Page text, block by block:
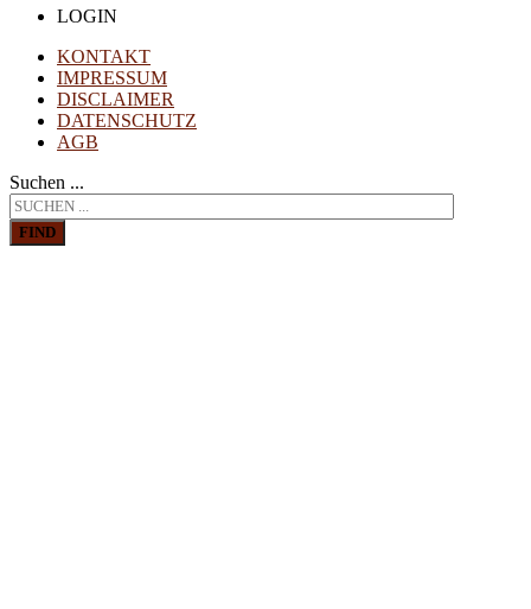
LOGIN
KONTAKT
IMPRESSUM
DISCLAIMER
DATENSCHUTZ
AGB
Suchen ...
FIND